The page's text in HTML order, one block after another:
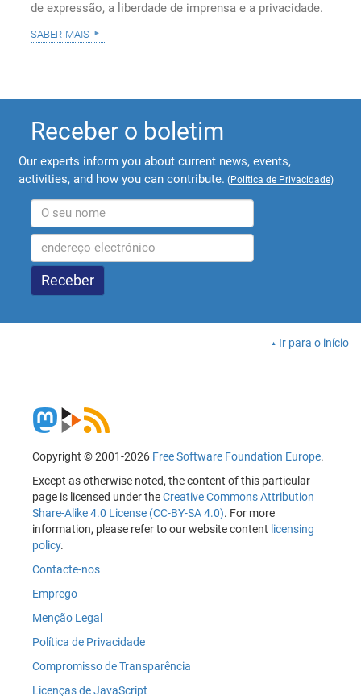
de expressão, a liberdade de imprensa e a privacidade.
saber mais
Receber o boletim
Our experts inform you about current news, events,
activities, and how you can contribute. (Política de Privacidade)
Ir para o início
Copyright © 2001-2026 Free Software Foundation Europe.
Except as otherwise noted, the content of this particular
page is licensed under theCreative Commons Attribution
Share-Alike 4.0 License (CC-BY-SA 4.0). For more
information, please refer to our website content licensing
policy.
Contacte-nos
Emprego
Menção Legal
Política de Privacidade
Compromisso de Transparência
Licenças de JavaScript